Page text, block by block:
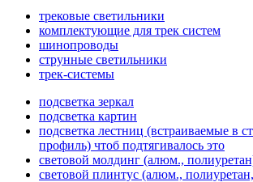
трековые светильники
комплектующие для трек систем
шинопроводы
струнные светильники
трек-системы
подсветка зеркал
подсветка картин
подсветка лестниц (встраиваемые в
профиль) чтоб подтягивалось это
световой молдинг (алюм.,
световой плинтус (алюм.,